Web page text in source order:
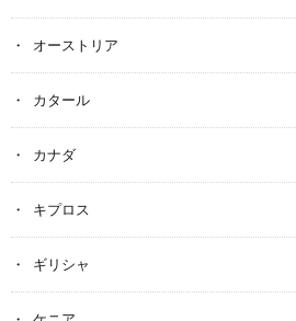
オーストリア
カタール
カナダ
キプロス
ギリシャ